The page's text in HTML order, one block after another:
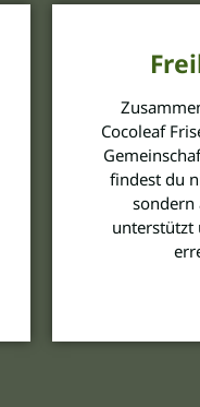
Cocoleaf
findest du
sondern
unterstützt